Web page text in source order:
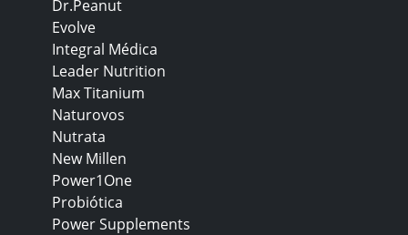
Dr.Peanut
Evolve
Integral Médica
Leader Nutrition
Max Titanium
Naturovos
Nutrata
New Millen
Power1One
Probiótica
Power Supplements